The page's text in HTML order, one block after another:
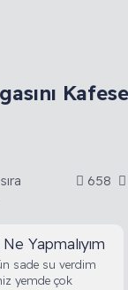
Kafese
658
Yapmalıyım
sade su verdim
yemde çok